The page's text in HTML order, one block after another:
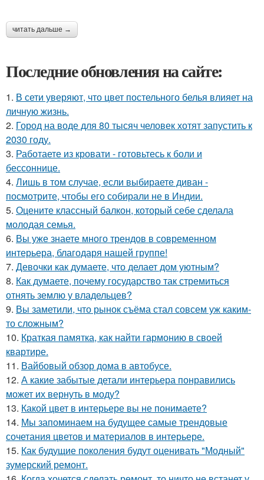
читать дальше →
Последние обновления на сайте:
1. В сети уверяют, что цвет постельного белья влияет на
личную жизнь.
2. Город на воде для 80 тысяч человек хотят запустить к
2030 году.
3. Работаете из кровати - готовьтесь к боли и
бессоннице.
4. Лишь в том случае, если выбираете диван -
посмотрите, чтобы его собирали не в Индии.
5. Оцените классный балкон, который себе сделала
молодая семья.
6. Вы уже знаете много трендов в современном
интерьера, благодаря нашей группе!
7. Девочки как думаете, что делает дом уютным?
8. Как думаете, почему государство так стремиться
отнять землю у владельцев?
9. Вы заметили, что рынок съёма стал совсем уж каким-
то сложным?
10. Краткая памятка, как найти гармонию в своей
квартире.
11. Вайбовый обзор дома в автобусе.
12. А какие забытые детали интерьера понравились
может их вернуть в моду?
13. Какой цвет в интерьере вы не понимаете?
14. Мы запоминаем на будущее самые трендовые
сочетания цветов и материалов в интерьере.
15. Как будущие поколения будут оценивать "Модный"
зумерский ремонт.